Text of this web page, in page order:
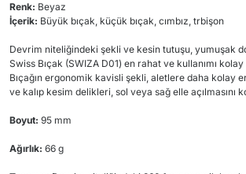
Renk: Beyaz
İçerik: Büyük bıçak, küçük bıçak, cımbız, trbişon
Devrim niteliğindeki şekli ve kesin tutuşu, yumuşak
Swiss Bıçak (SWIZA D01) en rahat ve kullanımı kolay
Bıçağın ergonomik kavisli şekli, aletlere daha kolay
ve kalıp kesim delikleri, sol veya sağ elle açılmasını
Boyut: 95 mm
Ağırlık: 66 g